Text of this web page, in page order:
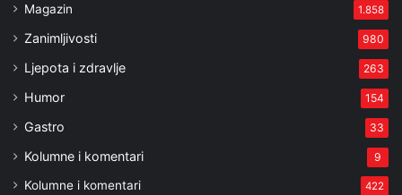
Magazin 1.858
Zanimljivosti 980
Ljepota i zdravlje 263
Humor 154
Gastro 33
Kolumne i komentari 9
Kolumne i komentari 422